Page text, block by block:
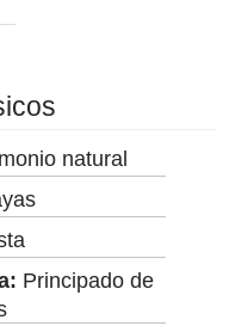
natural
Principado de